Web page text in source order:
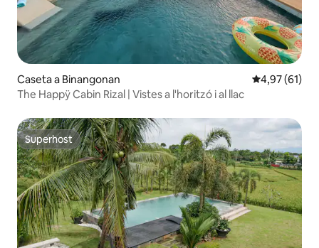
Caseta a Binangonan 4,97 de
4,97 (61)
The Happÿ Cabin Rizal | Vistes a l'horitzó i al llac
Superhost
Superhost